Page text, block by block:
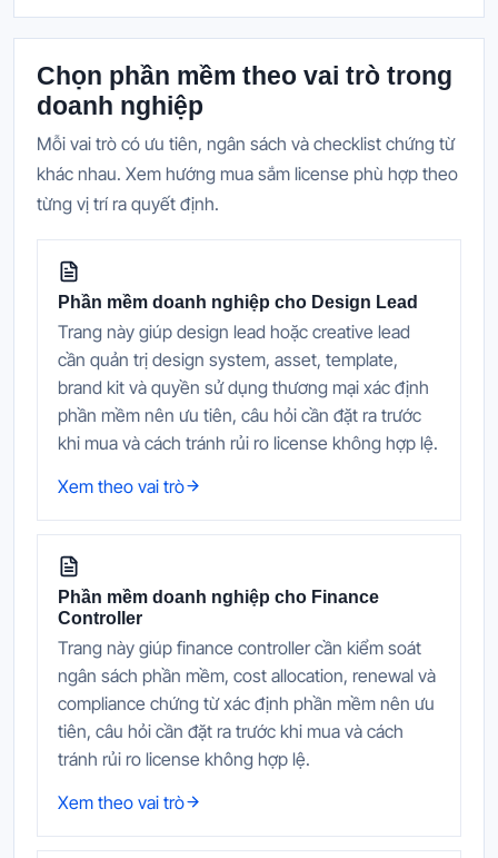
Chọn phần mềm theo vai trò trong
doanh nghiệp
Mỗi vai trò có ưu tiên, ngân sách và checklist chứng từ
khác nhau. Xem hướng mua sắm license phù hợp theo
từng vị trí ra quyết định.
Phần mềm doanh nghiệp cho Design Lead
Trang này giúp design lead hoặc creative lead
cần quản trị design system, asset, template,
brand kit và quyền sử dụng thương mại xác định
phần mềm nên ưu tiên, câu hỏi cần đặt ra trước
khi mua và cách tránh rủi ro license không hợp lệ.
Xem theo vai trò
Phần mềm doanh nghiệp cho Finance
Controller
Trang này giúp finance controller cần kiểm soát
ngân sách phần mềm, cost allocation, renewal và
compliance chứng từ xác định phần mềm nên ưu
tiên, câu hỏi cần đặt ra trước khi mua và cách
tránh rủi ro license không hợp lệ.
Xem theo vai trò